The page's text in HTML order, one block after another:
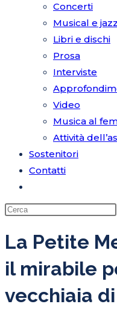
Concerti
Musical e jazz
Libri e dischi
Prosa
Interviste
Video
Musica al
Attività
Sostenitori
Contatti
La Petite
il mirabile
vecchiaia di